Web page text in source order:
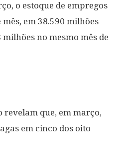
o estoque de empregos
em 38.590 milhões
no mesmo mês de
revelam que, em março,
em cinco dos oito